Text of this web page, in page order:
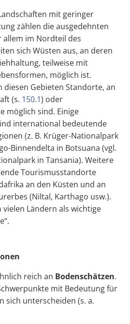
mit geringer
zählen die ausgedehnten
im Nordteil des
sich Wüsten aus, an deren
teilweise mit
möglich ist.
diesen Gebieten Standorte, an
(s. 150.1) oder
möglich sind. Einige
international bedeutende
(z. B. Krüger-Nationalpark
Binnendelta in Botsuana (vgl.
in Tansania). Weitere
Tourismusstandorte
an den Küsten und an
(Niltal, Karthago usw.).
Ländern als wichtige
reich an Bodenschätzen.
mit Bedeutung für
sich unterscheiden (s. a.